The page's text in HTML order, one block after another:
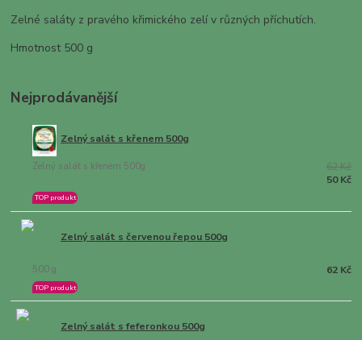
Zelné saláty z pravého křimického zelí v různých příchutích.
Hmotnost 500 g
Nejprodávanější
Zelný salát s křenem 500g
Zelný salát s křenem 500g
TOP produkt
62 Kč
50 Kč
Zelný salát s červenou řepou 500g
500 g
TOP produkt
62 Kč
Zelný salát s feferonkou 500g